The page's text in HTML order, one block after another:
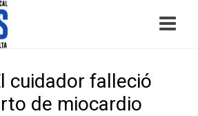
cuidador falleció
de miocardio